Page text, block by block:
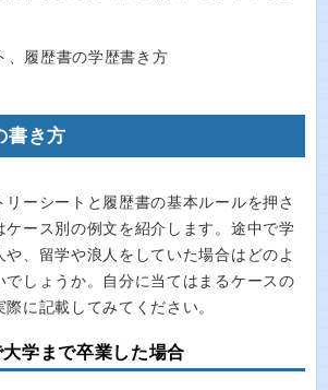
書き方
ーシートと履歴書の基本ルールを押さ
ケース別の例文を紹介します。途中で学
や、留学や浪人をしていた場合はどのよ
でしょうか。自分に当てはまるケースの
に記載してみてください。
学まで卒業した場合